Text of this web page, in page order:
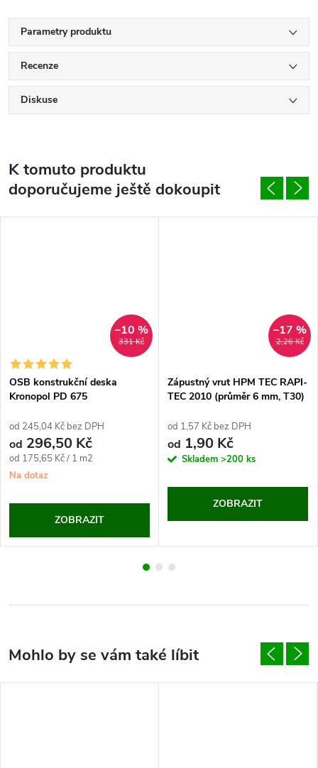
Parametry produktu
Recenze
Diskuse
K tomuto produktu
doporučujeme ještě dokoupit
331 Kč
–10 %
OSB konstrukční deska
Kronopol PD 675
od 245,04 Kč bez DPH
od 296,50 Kč
Měrná
cena:
od 175,65 Kč / 1 m2
Na dotaz
ZOBRAZIT
2,26 Kč
–17 %
Zápustný vrut HPM TEC RAPI-
TEC 2010 (průměr 6 mm, T30)
od 1,57 Kč bez DPH
od 1,90 Kč
Skladem >200 ks
ZOBRAZIT